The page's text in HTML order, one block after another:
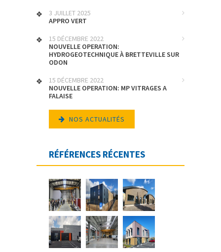
3 JUILLET 2025
APPRO VERT
15 DÉCEMBRE 2022
NOUVELLE OPERATION:
HYDROGEOTECHNIQUE À BRETTEVILLE SUR
ODON
15 DÉCEMBRE 2022
NOUVELLE OPERATION: MP VITRAGES A
FALAISE
NOS ACTUALITÉS
RÉFÉRENCES RÉCENTES